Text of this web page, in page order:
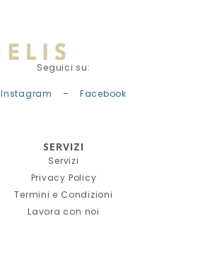
Seguici su:
Instagram – Facebook
SERVIZI
Servizi
Privacy Policy
Termini e Condizioni
Lavora con noi